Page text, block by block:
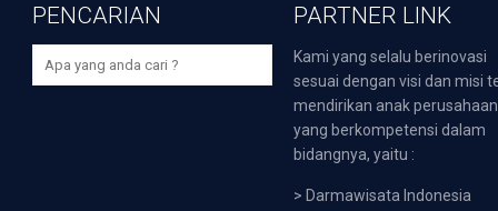
PENCARIAN PARTNER LINK
Kami yang selalu berinovasi
sesuai dengan visi dan misi
mendirikan anak perusahaan
yang berkompetensi dalam
bidangnya, yaitu :
> Darmawisata Indonesia